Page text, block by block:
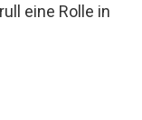
eine Rolle in